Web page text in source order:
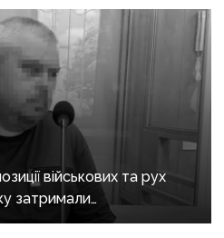
військових та рух
затримали
каналу